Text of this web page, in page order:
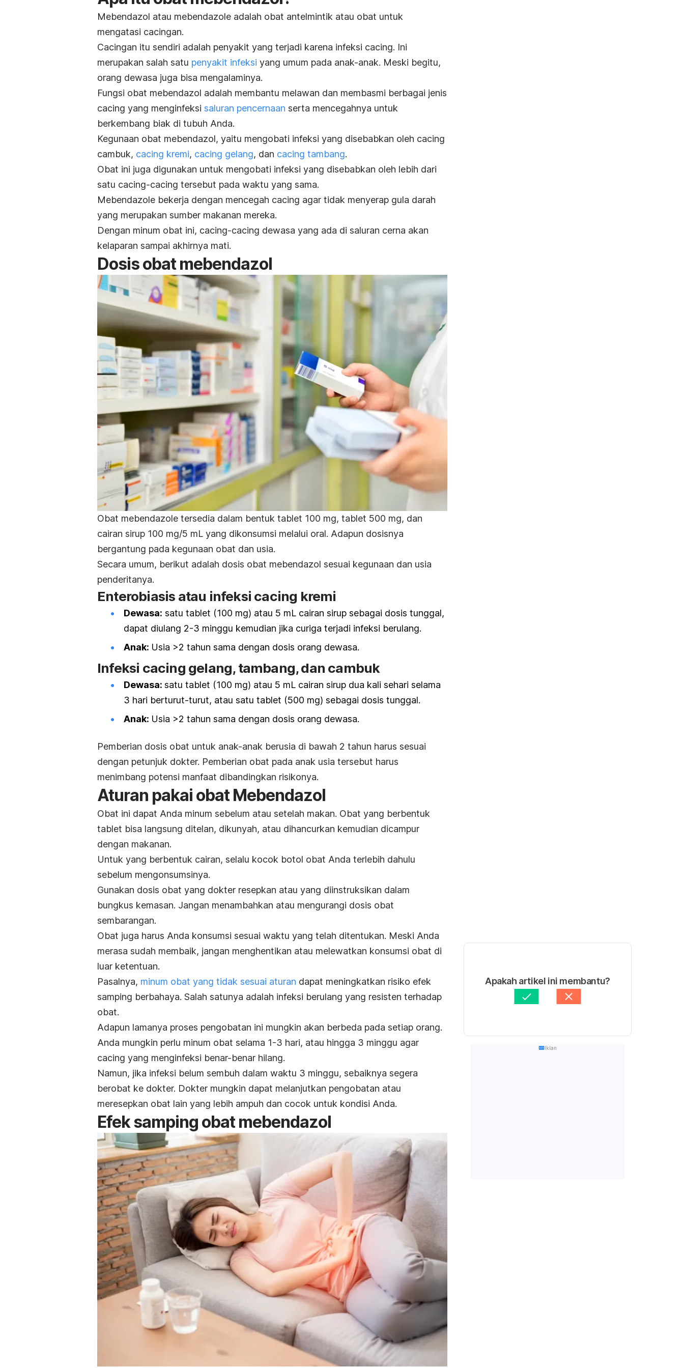
Mebendazol atau mebendazole adalah obat antelmintik atau obat untuk
mengatasi cacingan.
Cacingan itu sendiri adalah penyakit yang terjadi karena infeksi cacing. Ini
merupakan salah satu penyakit infeksi yang umum pada anak-anak. Meski begitu,
orang dewasa juga bisa mengalaminya.
Fungsi obat mebendazol adalah membantu melawan dan membasmi berbagai jenis
cacing yang menginfeksi saluran pencernaan serta mencegahnya untuk
berkembang biak di tubuh Anda.
Kegunaan obat mebendazol, yaitu mengobati infeksi yang disebabkan oleh cacing
cambuk, cacing kremi, cacing gelang, dan cacing tambang.
Obat ini juga digunakan untuk mengobati infeksi yang disebabkan oleh lebih dari
satu cacing-cacing tersebut pada waktu yang sama.
Mebendazole bekerja dengan mencegah cacing agar tidak menyerap gula darah
yang merupakan sumber makanan mereka.
Dengan minum obat ini, cacing-cacing dewasa yang ada di saluran cerna akan
kelaparan sampai akhirnya mati.
Dosis obat mebendazol
Obat mebendazole tersedia dalam bentuk tablet 100 mg, tablet 500 mg, dan
cairan sirup 100 mg/5 mL yang dikonsumsi melalui oral. Adapun dosisnya
bergantung pada kegunaan obat dan usia.
Secara umum, berikut adalah dosis obat mebendazol sesuai kegunaan dan usia
penderitanya.
Enterobiasis atau infeksi cacing kremi
Dewasa: satu tablet (100 mg) atau 5 mL cairan sirup sebagai dosis tunggal,
dapat diulang 2-3 minggu kemudian jika curiga terjadi infeksi berulang.
Anak: Usia >2 tahun sama dengan dosis orang dewasa.
Infeksi cacing gelang, tambang, dan cambuk
Dewasa: satu tablet (100 mg) atau 5 mL cairan sirup dua kali sehari selama
3 hari berturut-turut, atau satu tablet (500 mg) sebagai dosis tunggal.
Anak: Usia >2 tahun sama dengan dosis orang dewasa.
Pemberian dosis obat untuk anak-anak berusia di bawah 2 tahun harus sesuai
dengan petunjuk dokter. Pemberian obat pada anak usia tersebut harus
menimbang potensi manfaat dibandingkan risikonya.
Aturan pakai obat Mebendazol
Obat ini dapat Anda minum sebelum atau setelah makan. Obat yang berbentuk
tablet bisa langsung ditelan, dikunyah, atau dihancurkan kemudian dicampur
dengan makanan.
Untuk yang berbentuk cairan, selalu kocok botol obat Anda terlebih dahulu
sebelum mengonsumsinya.
Gunakan dosis obat yang dokter resepkan atau yang diinstruksikan dalam
bungkus kemasan. Jangan menambahkan atau mengurangi dosis obat
sembarangan.
Obat juga harus Anda konsumsi sesuai waktu yang telah ditentukan. Meski Anda
merasa sudah membaik, jangan menghentikan atau melewatkan konsumsi obat di
luar ketentuan.
Pasalnya, minum obat yang tidak sesuai aturan dapat meningkatkan risiko efek
samping berbahaya. Salah satunya adalah infeksi berulang yang resisten terhadap
obat.
Adapun lamanya proses pengobatan ini mungkin akan berbeda pada setiap orang.
Anda mungkin perlu minum obat selama 1-3 hari, atau hingga 3 minggu agar
cacing yang menginfeksi benar-benar hilang.
Namun, jika infeksi belum sembuh dalam waktu 3 minggu, sebaiknya segera
berobat ke dokter. Dokter mungkin dapat melanjutkan pengobatan atau
meresepkan obat lain yang lebih ampuh dan cocok untuk kondisi Anda.
Efek samping obat mebendazol
Apakah artikel ini membantu?
Iklan